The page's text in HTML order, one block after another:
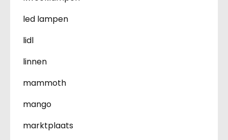
led lampen
lidl
linnen
mammoth
mango
marktplaats